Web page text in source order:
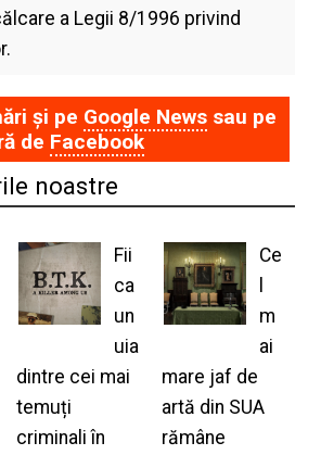
a Legii 8/1996 privind
și pe Google Newssau pe
de Facebook
noastre
Fii
ca
un
uia
dintre cei mai
temuți
criminali în
Ce
m
ai
mare jaf de
artă din SUA
rămâne